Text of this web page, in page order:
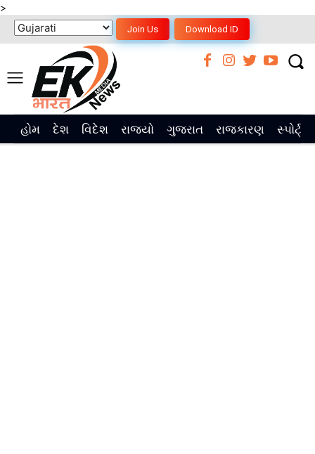
>
Join Us Download ID
હોમ દેશ વિદેશ રાજ્યો ગુજરાત રાજકારણ સ્પોર્ટ્સ